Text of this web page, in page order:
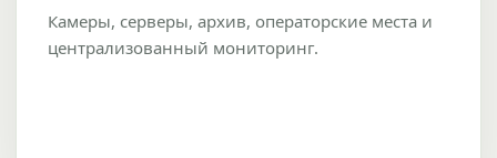
Камеры, серверы, архив, операторские места и
централизованный мониторинг.